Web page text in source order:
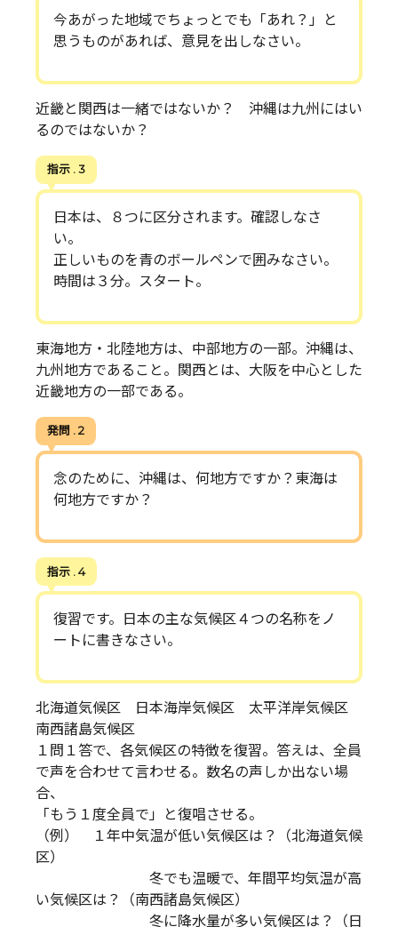
今あがった地域でちょっとでも「あれ？」と
思うものがあれば、意見を出しなさい。
近畿と関西は一緒ではないか？ 沖縄は九州にはい
るのではないか？
指示 . 3
日本は、８つに区分されます。確認しなさ
い。
正しいものを青のボールペンで囲みなさい。
時間は３分。スタート。
東海地方・北陸地方は、中部地方の一部。沖縄は、
九州地方であること。関西とは、大阪を中心とした
近畿地方の一部である。
発問 . 2
念のために、沖縄は、何地方ですか？東海は
何地方ですか？
指示 . 4
復習です。日本の主な気候区４つの名称をノ
ートに書きなさい。
北海道気候区 日本海岸気候区 太平洋岸気候区
南西諸島気候区
１問１答で、各気候区の特徴を復習。答えは、全員
で声を合わせて言わせる。数名の声しか出ない場
合、
「もう１度全員で」と復唱させる。
（例） １年中気温が低い気候区は？（北海道気候
区）
冬でも温暖で、年間平均気温が高
い気候区は？（南西諸島気候区）
冬に降水量が多い気候区は？（日